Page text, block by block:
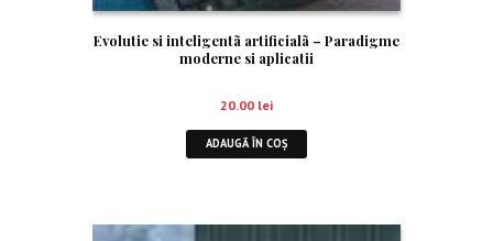
Evolutie si inteligentã artificialã – Paradigme
moderne si aplicatii
20.00 lei
ADAUGĂ ÎN COȘ